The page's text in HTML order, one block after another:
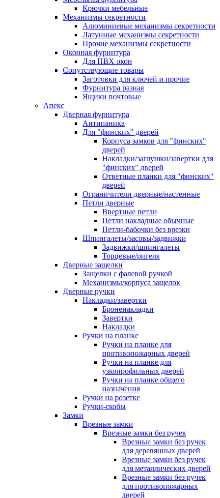
Крючки мебельные
Механизмы секретности
Алюминиевые механизмы секретности
Латунные механизмы секретности
Прочие механизмы секретности
Оконная фурнитура
Для ПВХ окон
Сопутствующие товары
Заготовки для ключей и прочие
Фурнитура разная
Ящики почтовые
Апекс
Дверная фурнитура
Антипаника
Для "финских" дверей
Корпуса замков для "финских"
дверей
Накладки/заглушки/завертки для
"финских" дверей
Ответные планки для "финских"
дверей
Ограничители дверные/настенные
Петли дверные
Ввертные петли
Петли накладные обычные
Петли-бабочки без врезки
Шпингалеты/засовы/задвижки
Задвижки/шпингалеты
Торцевые/ригеля
Дверные защелки
Защелки с фалевой ручкой
Механизмы/корпуса защелок
Дверные ручки
Накладки/завертки
Броненакладки
Завертки
Накладки
Ручки на планке
Ручки на планке для
противопожарных дверей
Ручки на планке для
узкопрофильных дверей
Ручки на планке общего
назначения
Ручки на розетке
Ручки-скобы
Замки
Врезные замки
Врезные замки без ручек
Врезные замки без ручек
для деревянных дверей
Врезные замки без ручек
для металлических дверей
Врезные замки без ручек
для противопожарных
дверей